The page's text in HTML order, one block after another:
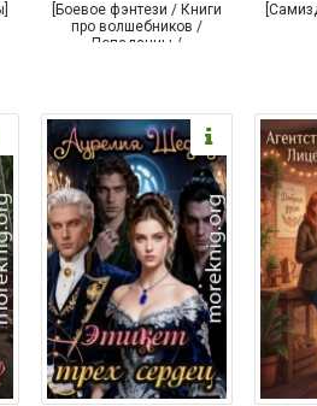
[Боевое фэнтези / Книги
про волшебников /
Попаданцы /